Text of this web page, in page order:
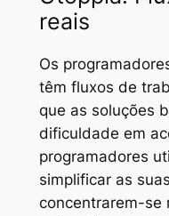
reais
Os
têm fluxos de
que as soluções
dificuldade em
programadores
simplificar as
concentrarem-se